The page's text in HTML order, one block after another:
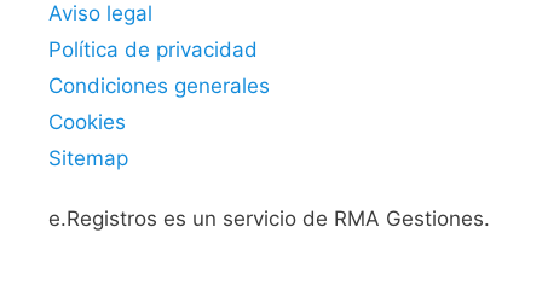
Aviso legal
Política de privacidad
Condiciones generales
Cookies
Sitemap
e.Registros es un servicio de RMA Gestiones.